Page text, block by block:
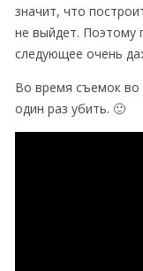
значит, что
не выйдет. Поэтому
следующее очень
Во время съемок во
один раз убить. 🙂